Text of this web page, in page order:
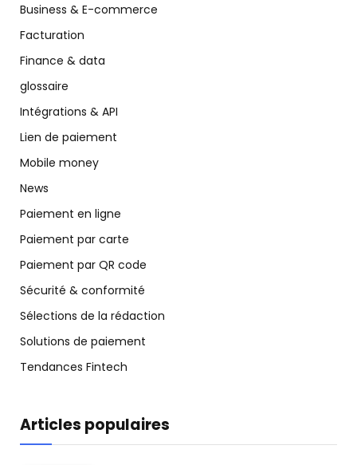
Business & E-commerce
Facturation
Finance & data
glossaire
Intégrations & API
Lien de paiement
Mobile money
News
Paiement en ligne
Paiement par carte
Paiement par QR code
Sécurité & conformité
Sélections de la rédaction
Solutions de paiement
Tendances Fintech
Articles populaires